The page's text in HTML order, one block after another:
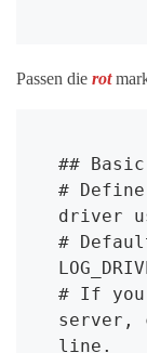
Passen die rot
##
#
driver
#
# If
server,
line.